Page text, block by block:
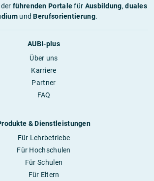
derführenden Portalefür Ausbildung,duales
undBerufsorientierung.
AUBI-plus
Über uns
Karriere
Partner
FAQ
& Dienstleistungen
Für Lehrbetriebe
Für Hochschulen
Für Schulen
Für Eltern